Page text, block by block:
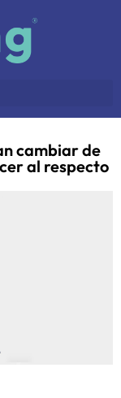
cambiar de
al respecto